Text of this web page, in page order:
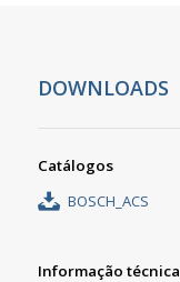
DOWNLOADS
Catálogos
BOSCH_ACS
Informação técnica